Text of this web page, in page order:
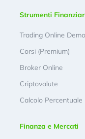
Strumenti
Trading Online Demo
Corsi (Premium)
Broker Online
Criptovalute
Calcolo Percentuale
Finanza e Mercati